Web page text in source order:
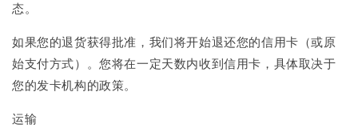
态。
如果您的退货获得批准，我们将开始退还您的信用卡（或原
始支付方式）。您将在一定天数内收到信用卡，具体取决于
您的发卡机构的政策。
运输